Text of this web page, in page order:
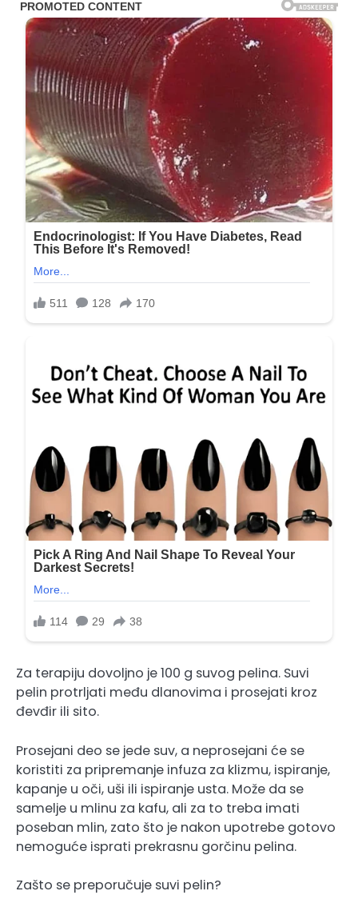
Za terapiju dovoljno je 100 g suvog pelina. Suvi
pelin protrljati među dlanovima i prosejati kroz
đevđir ili sito.
Prosejani deo se jede suv, a neprosejani će se
koristiti za pripremanje infuza za klizmu, ispiranje,
kapanje u oči, uši ili ispiranje usta. Može da se
samelje u mlinu za kafu, ali za to treba imati
poseban mlin, zato što je nakon upotrebe gotovo
nemoguće isprati prekrasnu gorčinu pelina.
Zašto se preporučuje suvi pelin?